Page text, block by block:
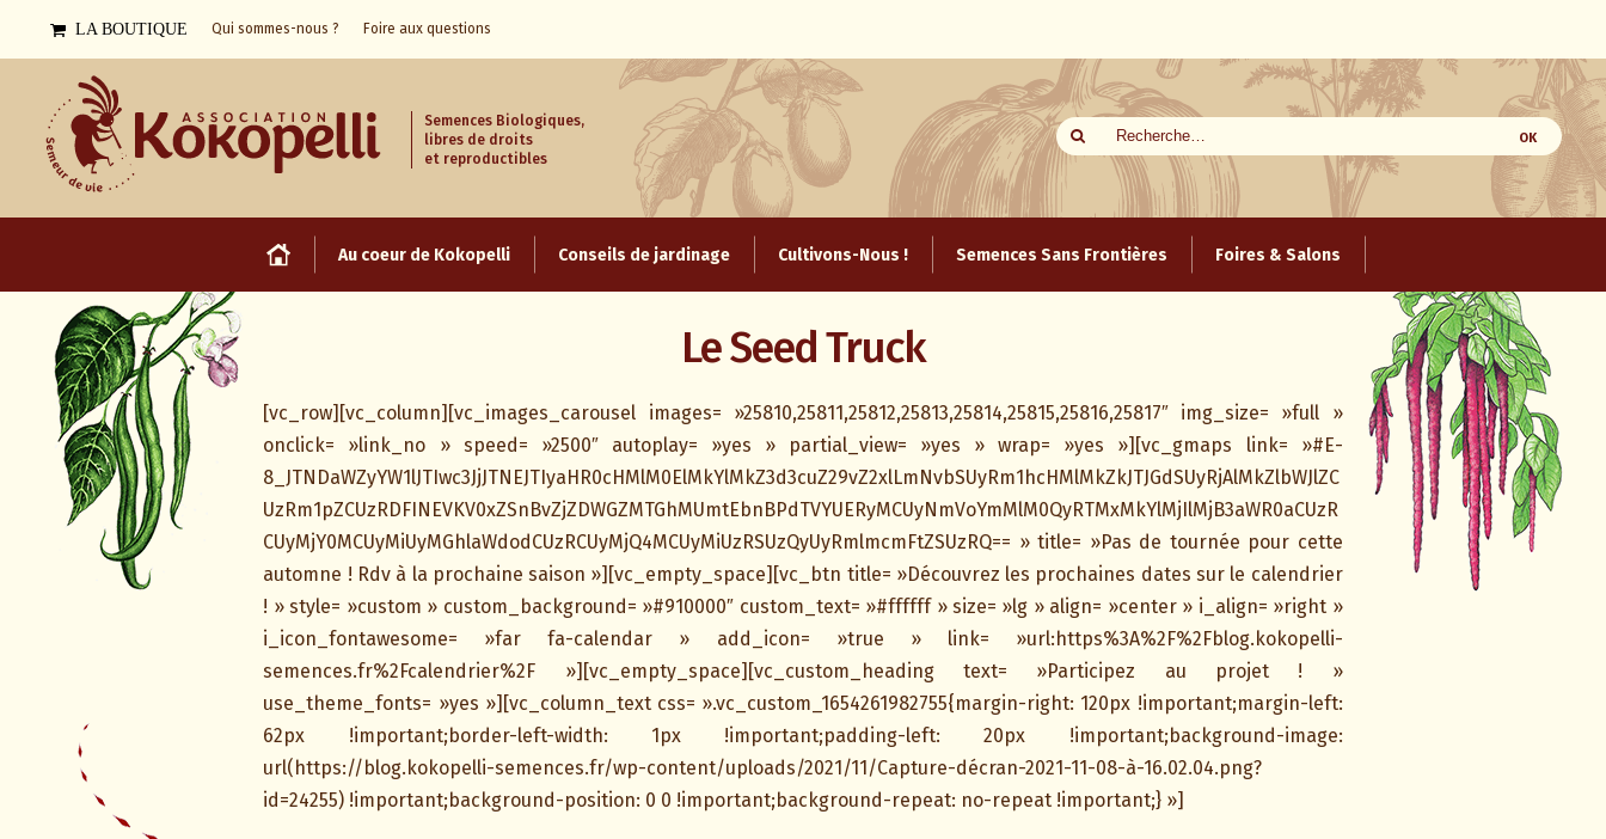
LA BOUTIQUE Qui sommes-nous ? Foire aux questions
Semences Biologiques,
libres de droits
et reproductibles
au
Au coeur de Kokopelli Conseils de jardinage Cultivons-Nous ! Semences Sans Frontières Foires & Salons
Le Seed Truck
[vc_row][vc_column][vc_images_carousel images= »25810,25811,25812,25813,25814,25815,25816,25817″ img_size= »full »
onclick= »link_no » speed= »2500″ autoplay= »yes » partial_view= »yes » wrap= »yes »][vc_gmaps link= »#E-
8_JTNDaWZyYW1lJTIwc3JjJTNEJTIyaHR0cHMlM0ElMkYlMkZ3d3cuZ29vZ2xlLmNvbSUyRm1hcHMlMkZkJTJGdSUyRjAlMkZlbWJlZC
UzRm1pZCUzRDFINEVKV0xZSnBvZjZDWGZMTGhMUmtEbnBPdTVYUERyMCUyNmVoYmMlM0QyRTMxMkYlMjIlMjB3aWR0aCUzR
CUyMjY0MCUyMiUyMGhlaWdodCUzRCUyMjQ4MCUyMiUzRSUzQyUyRmlmcmFtZSUzRQ== » title= »Pas de tournée pour cette
automne ! Rdv à la prochaine saison »][vc_empty_space][vc_btn title= »Découvrez les prochaines dates sur le calendrier
! » style= »custom » custom_background= »#910000″ custom_text= »#ffffff » size= »lg » align= »center » i_align= »right »
i_icon_fontawesome= »far fa-calendar » add_icon= »true » link= »url:https%3A%2F%2Fblog.kokopelli-
semences.fr%2Fcalendrier%2F »][vc_empty_space][vc_custom_heading text= »Participez au projet ! »
use_theme_fonts= »yes »][vc_column_text css= ».vc_custom_1654261982755{margin-right: 120px !important;margin-left:
62px !important;border-left-width: 1px !important;padding-left: 20px !important;background-image:
url(https://blog.kokopelli-semences.fr/wp-content/uploads/2021/11/Capture-décran-2021-11-08-à-16.02.04.png?
id=24255) !important;background-position: 0 0 !important;background-repeat: no-repeat !important;} »]